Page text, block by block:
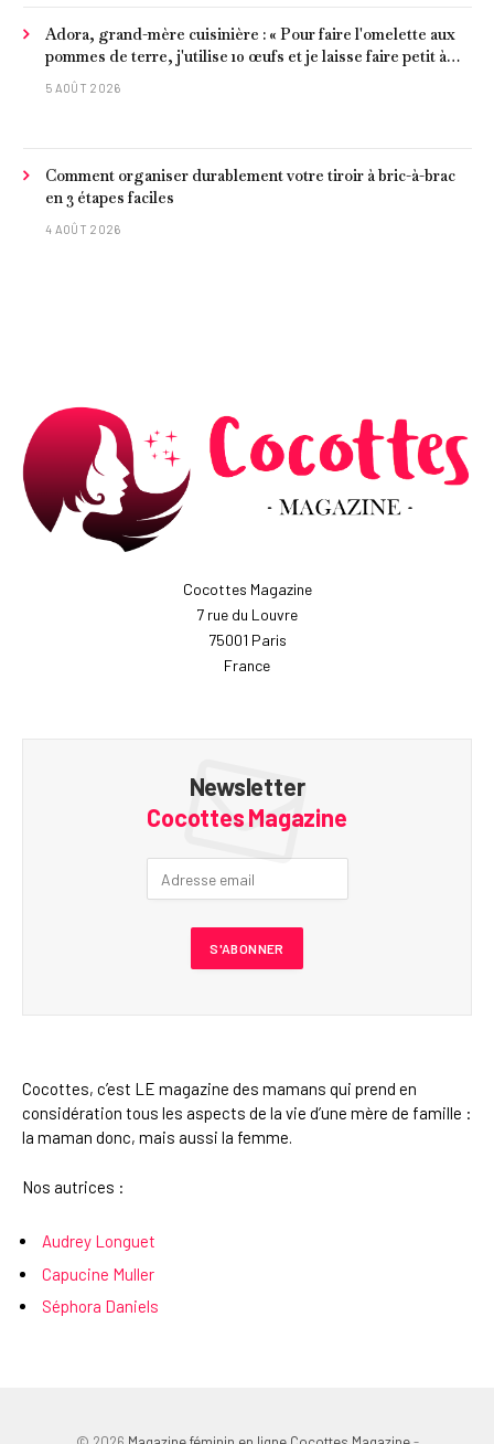
Adora, grand-mère cuisinière : « Pour faire l'omelette aux
pommes de terre, j'utilise 10 œufs et je laisse faire petit à
petit »
5 AOÛT 2026
Comment organiser durablement votre tiroir à bric-à-brac
en 3 étapes faciles
4 AOÛT 2026
Cocottes Magazine
7 rue du Louvre
75001 Paris
France
Newsletter
Cocottes Magazine
Cocottes, c’est LE magazine des mamans qui prend en
considération tous les aspects de la vie d’une mère de famille :
la maman donc, mais aussi la femme.
Nos autrices :
Audrey Longuet
Capucine Muller
Séphora Daniels